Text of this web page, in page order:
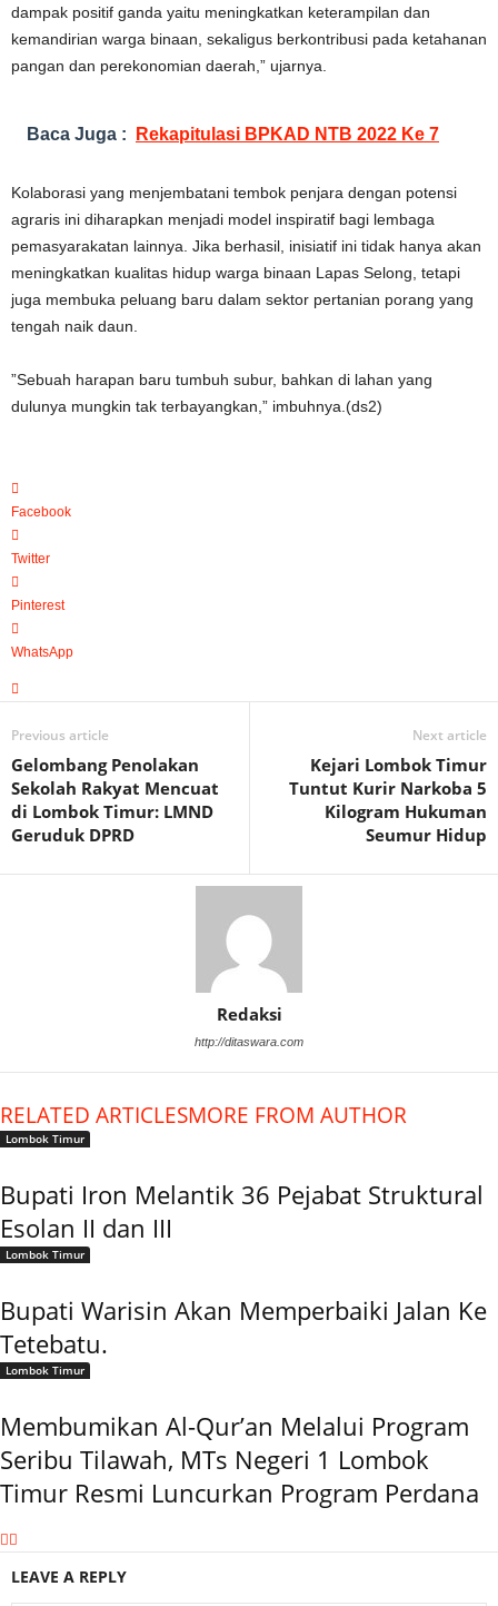
dampak positif ganda yaitu meningkatkan keterampilan dan
kemandirian warga binaan, sekaligus berkontribusi pada ketahanan
pangan dan perekonomian daerah,” ujarnya.
Baca Juga : Rekapitulasi BPKAD NTB 2022 Ke 7
Kolaborasi yang menjembatani tembok penjara dengan potensi
agraris ini diharapkan menjadi model inspiratif bagi lembaga
pemasyarakatan lainnya. Jika berhasil, inisiatif ini tidak hanya akan
meningkatkan kualitas hidup warga binaan Lapas Selong, tetapi
juga membuka peluang baru dalam sektor pertanian porang yang
tengah naik daun.
”Sebuah harapan baru tumbuh subur, bahkan di lahan yang
dulunya mungkin tak terbayangkan,” imbuhnya.(ds2)
Facebook
Twitter
Pinterest
WhatsApp
Previous article
Gelombang Penolakan
Sekolah Rakyat Mencuat
di Lombok Timur: LMND
Geruduk DPRD
Next article
Kejari Lombok Timur
Tuntut Kurir Narkoba 5
Kilogram Hukuman
Seumur Hidup
Redaksi
http://ditaswara.com
RELATED ARTICLESMORE FROM AUTHOR
Lombok Timur
Bupati Iron Melantik 36 Pejabat Struktural
Esolan II dan III
Lombok Timur
Bupati Warisin Akan Memperbaiki Jalan Ke
Tetebatu.
Lombok Timur
Membumikan Al-Qur’an Melalui Program
Seribu Tilawah, MTs Negeri 1 Lombok
Timur Resmi Luncurkan Program Perdana
LEAVE A REPLY